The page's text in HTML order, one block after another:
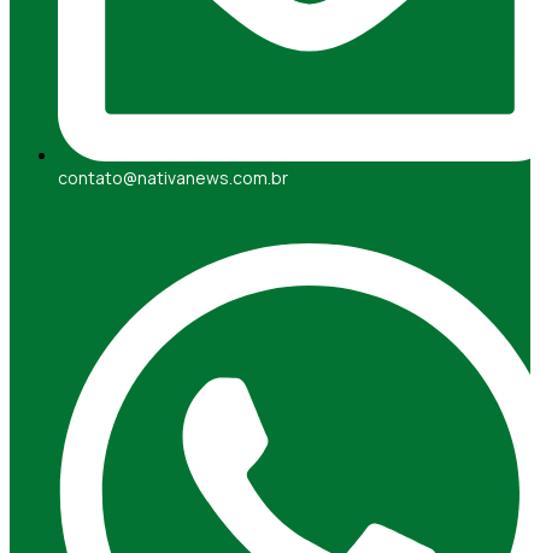
contato@nativanews.com.br